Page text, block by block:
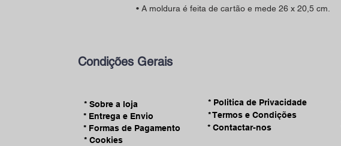
• A moldura é feita de cartão e mede 26 x 20,5 cm.
Condições Gerais
* Sobre a loja
* Formas de Pagamento
* Entrega e Envio
* Cookies
* Contactar-nos
* Termos e Condições
* Politica de Privacidade